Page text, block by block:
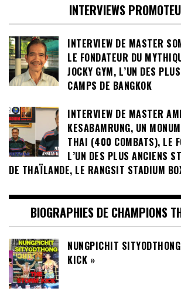
INTERVIEWS
INTERVIEW DE MASTER
LE FONDATEUR DU
JOCKY GYM, L’UN DES
CAMPS DE BANGKOK
INTERVIEW DE MASTER
KESABAMRUNG, UN
THAI (400 COMBATS), LE
L’UN DES PLUS ANCIENS
DE THAÏLANDE, LE RANGSIT STADIUM
BIOGRAPHIES DE CHAMPIONS
NUNGPICHIT
KICK »